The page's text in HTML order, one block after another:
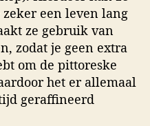
een leven lang
ze gebruik van
zodat je geen extra
om de pittoreske
het er allemaal
geraffineerd